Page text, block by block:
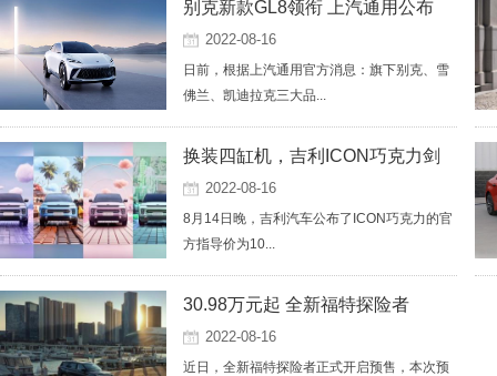
别克新款GL8领衔 上汽通用公布
2022-08-16
日前，根据上汽通用官方消息：旗下别克、雪
佛兰、凯迪拉克三大品...
换装四缸机，吉利ICON巧克力剑
2022-08-16
8月14日晚，吉利汽车公布了ICON巧克力的官
方指导价为10...
30.98万元起 全新福特探险者
2022-08-16
近日，全新福特探险者正式开启预售，本次预